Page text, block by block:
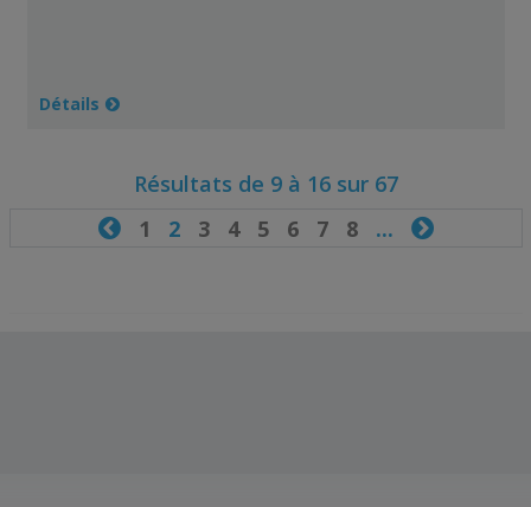
Détails
Résultats de 9 à 16 sur 67
 1 2 3 4 5 6 7 8... 